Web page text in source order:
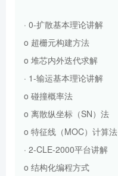
· 0-扩散基本理论讲解
o 超栅元构建方法
o 堆芯内外迭代求解
· 1-输运基本理论讲解
o 碰撞概率法
o 离散纵坐标（SN）法
o 特征线（MOC）计算法
· 2-CLE-2000平台讲解
o 结构化编程方式